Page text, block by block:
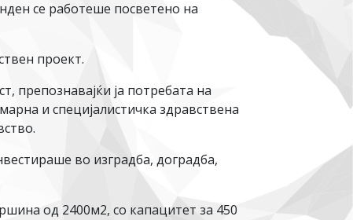
се работеше посветено на
проект.
препознавајќи ја потребата на
и специјалистичка здравствена
во изградба, доградба,
од 2400м2, со капацитет за 450